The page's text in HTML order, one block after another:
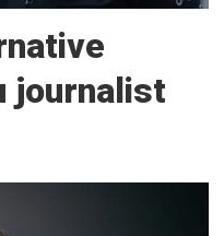
journalist